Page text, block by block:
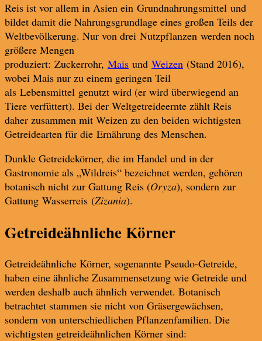
Reis ist vor allem in Asien ein Grundnahrungsmittel und
bildet damit die Nahrungsgrundlage eines großen Teils der
Weltbevölkerung. Nur von drei Nutzpflanzen werden noch
größere Mengen
produziert: Zuckerrohr, Mais und Weizen (Stand 2016),
wobei Mais nur zu einem geringen Teil
als Lebensmittel genutzt wird (er wird überwiegend an
Tiere verfüttert). Bei der Weltgetreideernte zählt Reis
daher zusammen mit Weizen zu den beiden wichtigsten
Getreidearten für die Ernährung des Menschen.
Dunkle Getreidekörner, die im Handel und in der
Gastronomie als „Wildreis“ bezeichnet werden, gehören
botanisch nicht zur Gattung Reis (Oryza), sondern zur
Gattung Wasserreis (Zizania).
Getreideähnliche Körner
Getreideähnliche Körner, sogenannte Pseudo-Getreide,
haben eine ähnliche Zusammensetzung wie Getreide und
werden deshalb auch ähnlich verwendet. Botanisch
betrachtet stammen sie nicht von Gräsergewächsen,
sondern von unterschiedlichen Pflanzenfamilien. Die
wichtigsten getreideähnlichen Körner sind: